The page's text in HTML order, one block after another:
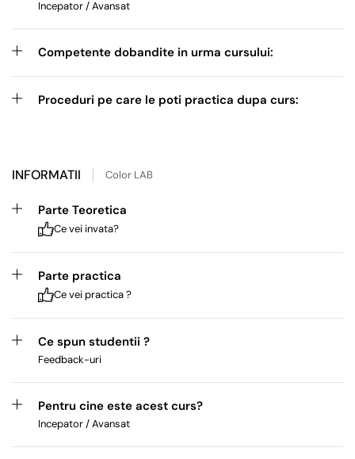
Incepator / Avansat
Competente dobandite in urma cursului:
Proceduri pe care le poti practica dupa curs:
INFORMATII Color LAB
Parte Teoretica
Ce vei invata?
Parte practica
Ce vei practica ?
Ce spun studentii ?
Feedback-uri
Pentru cine este acest curs?
Incepator / Avansat